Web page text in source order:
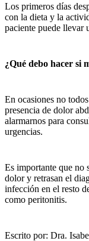
Los primeros días
con la dieta y la
paciente puede llevar
¿Qué debo hacer si
En ocasiones no
presencia de dolor
alarmarnos para
urgencias.
Es importante que no
dolor y retrasan el
infección en el resto
como peritonitis.
Escrito por: Dra.